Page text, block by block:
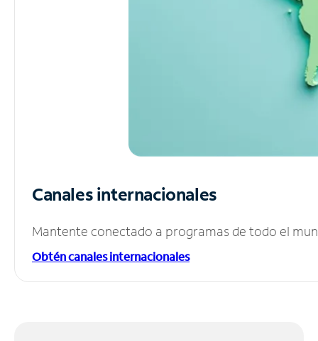
Canales internacionales
Mantente conectado a programas de todo el
Obtén canales internacionales